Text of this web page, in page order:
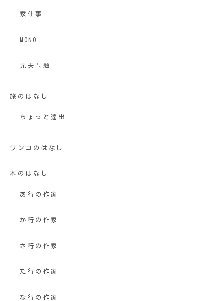
家仕事
MONO
元夫問題
旅のはなし
ちょっと遠出
ワンコのはなし
本のはなし
あ行の作家
か行の作家
さ行の作家
た行の作家
な行の作家